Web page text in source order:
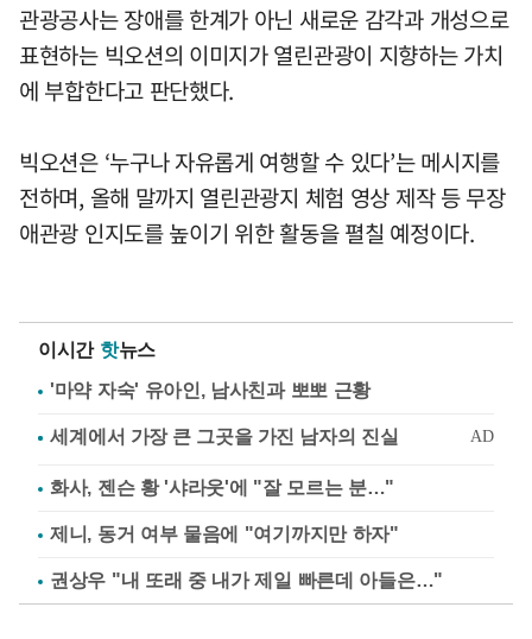
관광공사는 장애를 한계가 아닌 새로운 감각과 개성으로
표현하는 빅오션의 이미지가 열린관광이 지향하는 가치
에 부합한다고 판단했다.
빅오션은 ‘누구나 자유롭게 여행할 수 있다’는 메시지를
전하며, 올해 말까지 열린관광지 체험 영상 제작 등 무장
애관광 인지도를 높이기 위한 활동을 펼칠 예정이다.
이시간 핫뉴스
'마약 자숙' 유아인, 남사친과 뽀뽀 근황
화사, 젠슨 황 '샤라웃'에 "잘 모르는 분…"
제니, 동거 여부 물음에 "여기까지만 하자"
권상우 "내 또래 중 내가 제일 빠른데 아들은…"